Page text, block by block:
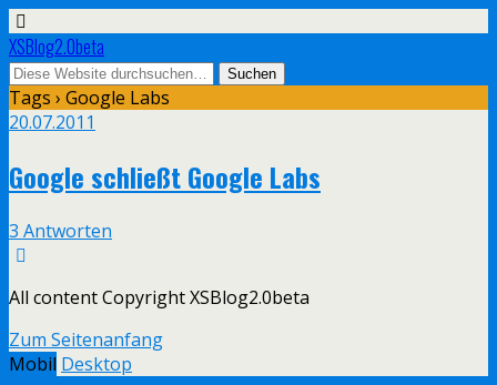
XSBlog2.0beta
Tags › Google Labs
20.07.2011
Google schließt Google Labs
3 Antworten
All content Copyright XSBlog2.0beta
Zum Seitenanfang
Mobil Desktop